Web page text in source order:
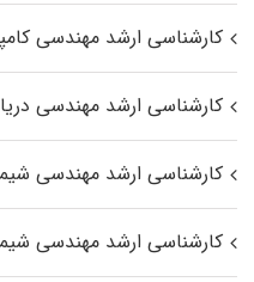
کارشناسی ارشد مهندسی
کارشناسی ارشد مهندسی
کارشناسی ارشد مهندسی
کارشناسی ارشد مهندسی